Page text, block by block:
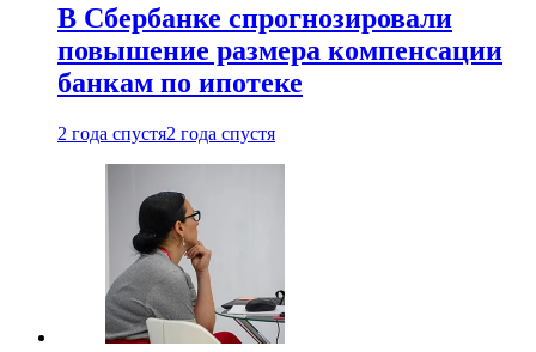
В Сбербанке спрогнозировали
повышение размера компенсации
банкам по ипотеке
2 года спустя2 года спустя